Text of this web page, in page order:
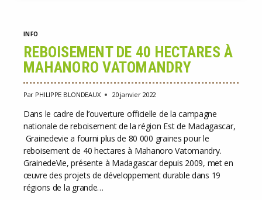
INFO
REBOISEMENT DE 40 HECTARES À
MAHANORO VATOMANDRY
Par PHILIPPE BLONDEAUX 20 janvier 2022
Dans le cadre de l’ouverture officielle de la campagne
nationale de reboisement de la région Est de Madagascar,
Grainedevie a fourni plus de 80 000 graines pour le
reboisement de 40 hectares à Mahanoro Vatomandry.
GrainedeVie, présente à Madagascar depuis 2009, met en
œuvre des projets de développement durable dans 19
régions de la grande…